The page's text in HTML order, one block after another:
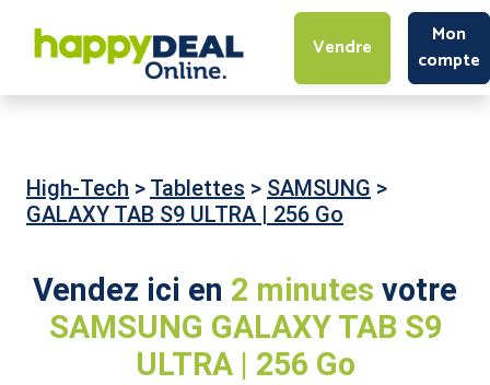
Vendre
Mon
compte
High-Tech > Tablettes > SAMSUNG >
GALAXY TAB S9 ULTRA | 256 Go
Vendez ici en 2 minutes votre
SAMSUNG GALAXY TAB S9
ULTRA | 256 Go